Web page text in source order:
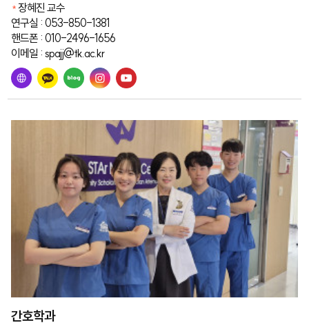
장혜진 교수
연구실 : 053-850-1381
핸드폰 : 010-2496-1656
이메일 : spajj@tk.ac.kr
간호학과